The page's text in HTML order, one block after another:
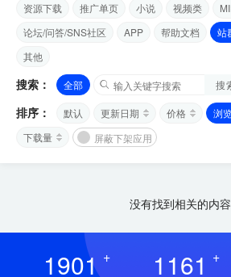
资源下载
推广单页 小说 视频类
论坛/问答/SNS社区
APP 帮助文档 站
其他
搜索： 全部 搜
排序： 默认 更新日期 价格 浏
下载量
屏蔽下架应用
没有找到相关的内容
1901 + 1161 +